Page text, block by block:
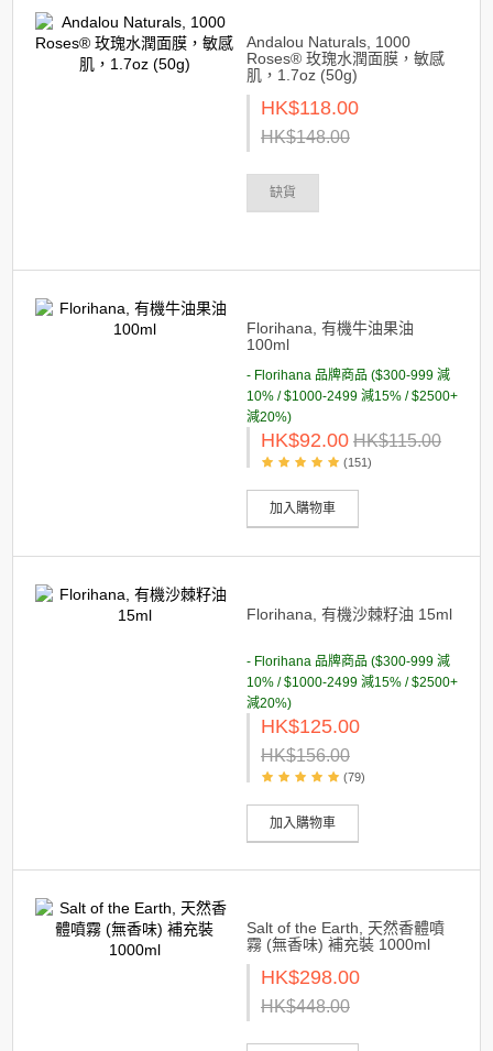
Andalou Naturals, 1000
Roses® 玫瑰水潤面膜，敏感
肌，1.7oz (50g)
HK$118.00
HK$148.00
缺貨
Florihana, 有機牛油果油
100ml
- Florihana 品牌商品 ($300-999 減
10% / $1000-2499 減15% / $2500+
減20%)
HK$92.00 HK$115.00
(151)
加入購物車
Florihana, 有機沙棘籽油 15ml
- Florihana 品牌商品 ($300-999 減
10% / $1000-2499 減15% / $2500+
減20%)
HK$125.00
HK$156.00
(79)
加入購物車
Salt of the Earth, 天然香體噴
霧 (無香味) 補充裝 1000ml
HK$298.00
HK$448.00